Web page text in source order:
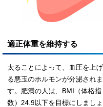
適正体重を維持する
太ることによって、血圧を上げ
る悪玉のホルモンが分泌されま
す。肥満の人は、BMI（体格指
数）24.9以下を目標にしましょ